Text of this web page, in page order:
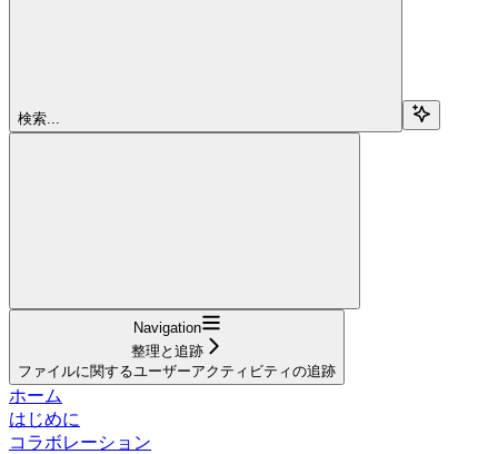
検索...
Navigation
整理と追跡
ファイルに関するユーザーアクティビティの追跡
ホーム
はじめに
コラボレーション